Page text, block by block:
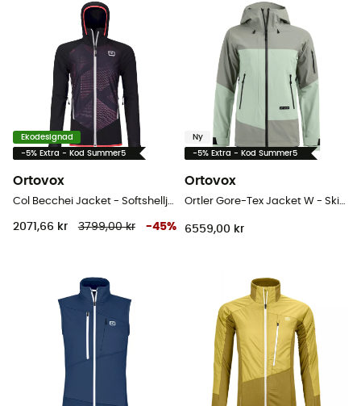
Ekodesignad
-5% Extra - Kod Summer5
Ortovox
Col Becchei Jacket - Softshelljacka - Dam
2071,66 kr 3799,00 kr -45%
Ny
-5% Extra - Kod Summer5
Ortovox
Ortler Gore-Tex Jacket W - Skidjacka - Dam
6559,00 kr